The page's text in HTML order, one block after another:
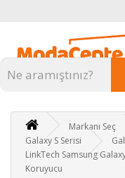
Kategoriler
Markanı Seç
Galaxy S Serisi
LinkTech Samsung
Koruyucu